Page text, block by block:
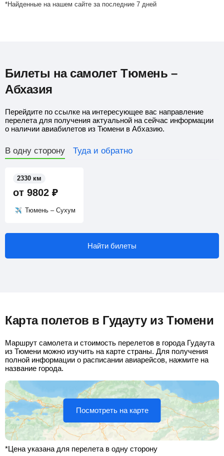
*Найденные на нашем сайте за последние 7 дней
Билеты на самолет Тюмень –
Абхазия
Перейдите по ссылке на интересующее вас направление
перелета для получения актуальной на сейчас информации
о наличии авиабилетов из Тюмени в Абхазию.
В одну сторону Туда и обратно
от 9802 ₽
Тюмень – Сухум
2330 км
Найти билеты
Карта полетов в Гудауту из Тюмени
Маршрут самолета и стоимость перелетов в города Гудаута
из Тюмени можно изучить на карте страны. Для получения
полной информации о расписании авиарейсов, нажмите на
название города.
Посмотреть на карте
*Цена указана для перелета в одну сторону